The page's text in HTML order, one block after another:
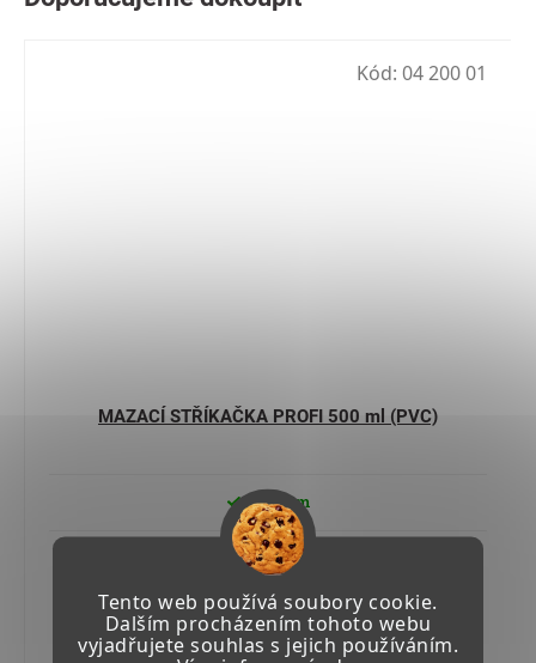
Tento web používá soubory cookie.
Dalším procházením tohoto webu
vyjadřujete souhlas s jejich používáním.
MAZACÍ STŘÍKAČKA PROFI 500 ml (PVC)
Skladem
1 925,11 Kč včetně DPH
1 591 Kč
Kód: 04 200 01